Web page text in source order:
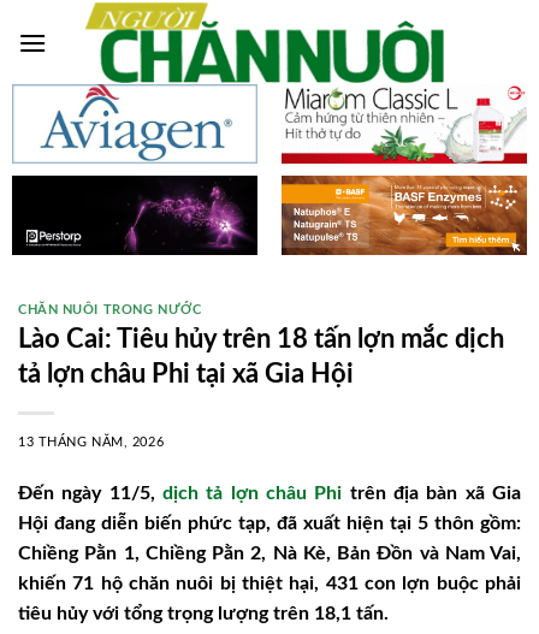
CHĂN NUÔI TRONG NƯỚC
Lào Cai: Tiêu hủy trên 18 tấn lợn mắc dịch
tả lợn châu Phi tại xã Gia Hội
13 THÁNG NĂM, 2026
Đến ngày 11/5, dịch tả lợn châu Phi trên địa bàn xã Gia
Hội đang diễn biến phức tạp, đã xuất hiện tại 5 thôn gồm:
Chiềng Pằn 1, Chiềng Pằn 2, Nà Kè, Bản Đồn và Nam Vai,
khiến 71 hộ chăn nuôi bị thiệt hại, 431 con lợn buộc phải
tiêu hủy với tổng trọng lượng trên 18,1 tấn.